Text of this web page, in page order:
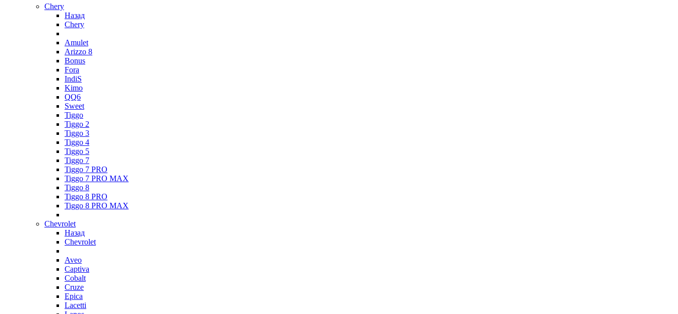
Chery
Назад
Chery
Amulet
Arizzo 8
Bonus
Fora
IndiS
Kimo
QQ6
Sweet
Tiggo
Tiggo 2
Tiggo 3
Tiggo 4
Tiggo 5
Tiggo 7
Tiggo 7 PRO
Tiggo 7 PRO MAX
Tiggo 8
Tiggo 8 PRO
Tiggo 8 PRO MAX
Chevrolet
Назад
Chevrolet
Aveo
Captiva
Cobalt
Cruze
Epica
Lacetti